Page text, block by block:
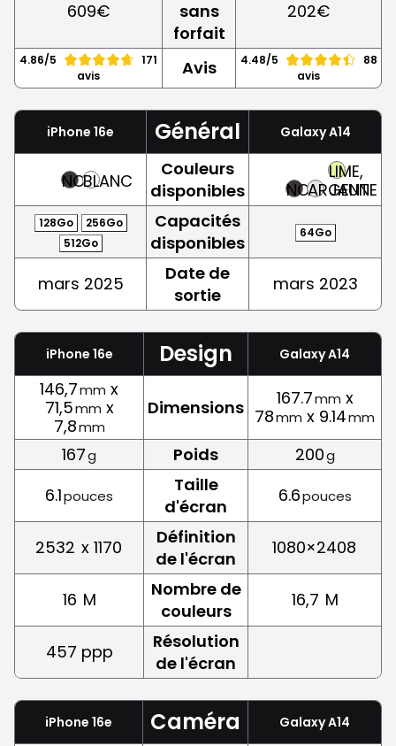
609€
sans
forfait
202€
4.86/5
171
avis
Avis 4.48/5
88
avis
iPhone 16e Général Galaxy A14
NOIRBLANC
Couleurs
disponibles
NOIRARGENT
LIME,
JAUNE
128Go
256Go
512Go
Capacités
disponibles
64Go
mars 2025
Date de
sortie
mars 2023
iPhone 16e Design Galaxy A14
146,7mm x
71,5mm x
7,8mm
Dimensions 167.7mm x
78mm x 9.14mm
167g Poids 200g
6.1pouces
Taille
d'écran
6.6pouces
2532 x 1170
Définition
de l'écran
1080×2408
16 M
Nombre de
couleurs
16,7 M
457 ppp
Résolution
de l'écran
iPhone 16e Caméra Galaxy A14